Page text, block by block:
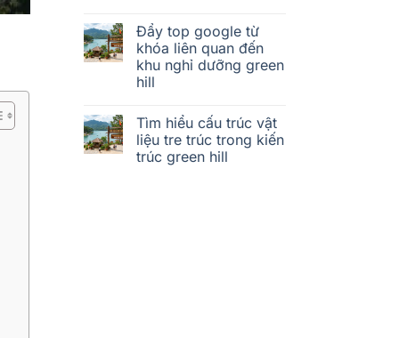
Đẩy top google từ
khóa liên quan đến
khu nghỉ dưỡng green
hill
Tìm hiểu cấu trúc vật
liệu tre trúc trong kiến
trúc green hill